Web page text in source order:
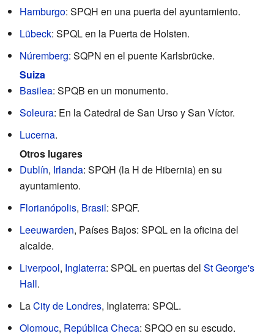
Hamburgo: SPQH en una puerta del ayuntamiento.
Lübeck: SPQL en la Puerta de Holsten.
Núremberg: SQPN en el puente Karlsbrücke.
Suiza
Basilea: SPQB en un monumento.
Soleura: En la Catedral de San Urso y San Víctor.
Lucerna.
Otros lugares
Dublín, Irlanda: SPQH (la H de Hibernia) en su
ayuntamiento.
Florianópolis, Brasil: SPQF.
Leeuwarden, Países Bajos: SPQL en la oficina del
alcalde.
Liverpool, Inglaterra: SPQL en puertas del St George's
Hall.
LaCity de Londres, Inglaterra: SPQL.
Olomouc, República Checa: SPQO en su escudo.